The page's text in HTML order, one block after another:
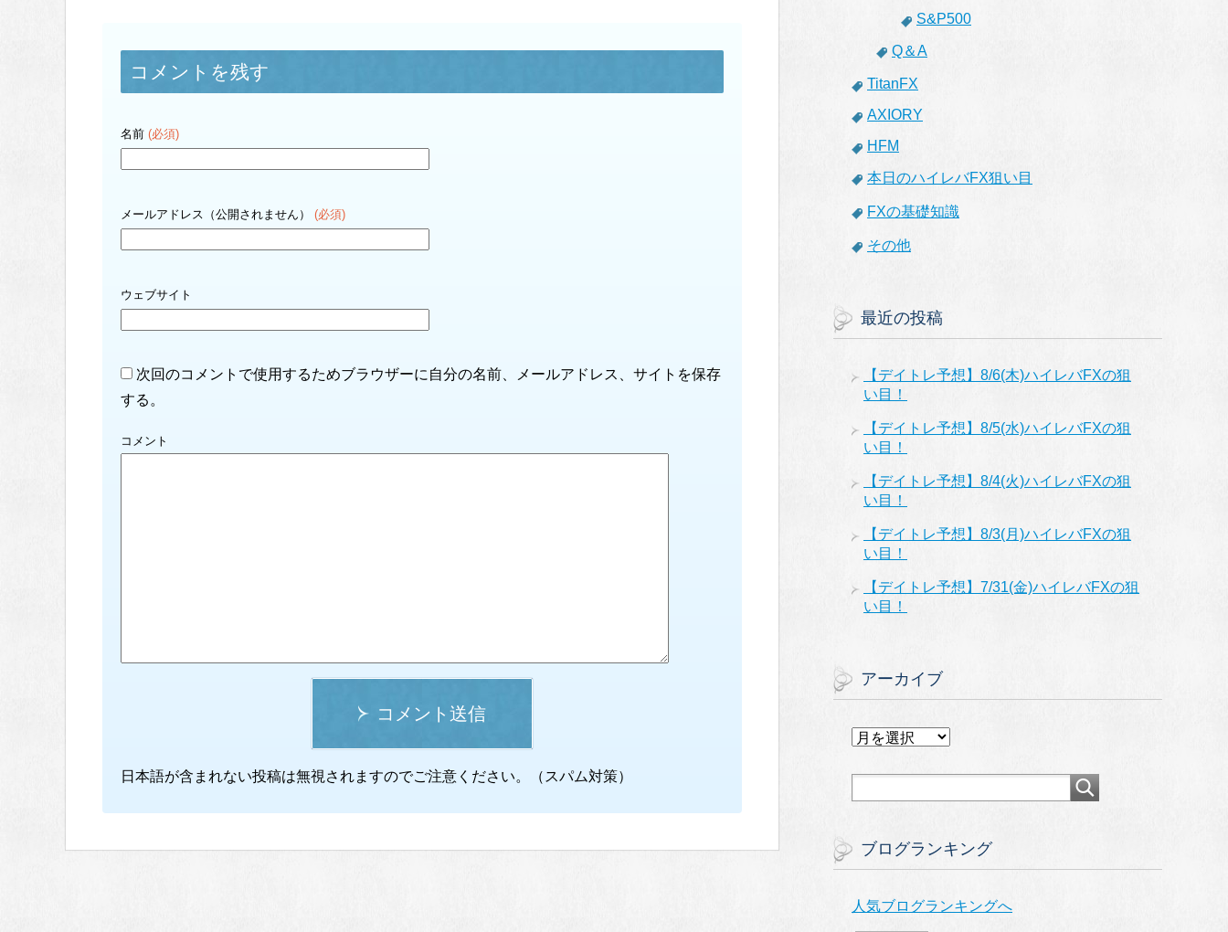
コメントを残す
名前 (必須)
メールアドレス（公開されません） (必須)
ウェブサイト
次回のコメントで使用するためブラウザーに自分の名前、メールアドレス、サイトを保存
する。
コメント
コメント送信
日本語が含まれない投稿は無視されますのでご注意ください。（スパム対策）
S&P500
Q＆A
TitanFX
AXIORY
HFM
本日のハイレバFX狙い目
FXの基礎知識
その他
最近の投稿
【デイトレ予想】8/6(木)ハイレバFXの狙
い目！
【デイトレ予想】8/5(水)ハイレバFXの狙
い目！
【デイトレ予想】8/4(火)ハイレバFXの狙
い目！
【デイトレ予想】8/3(月)ハイレバFXの狙
い目！
【デイトレ予想】7/31(金)ハイレバFXの狙
い目！
アーカイブ
ア
カ
ブログランキング
人気ブログランキングへ